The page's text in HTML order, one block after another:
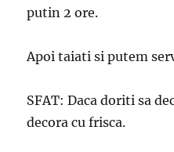
putin 2 ore.
Apoi taiati si putem
SFAT: Daca doriti sa
decora cu frisca.